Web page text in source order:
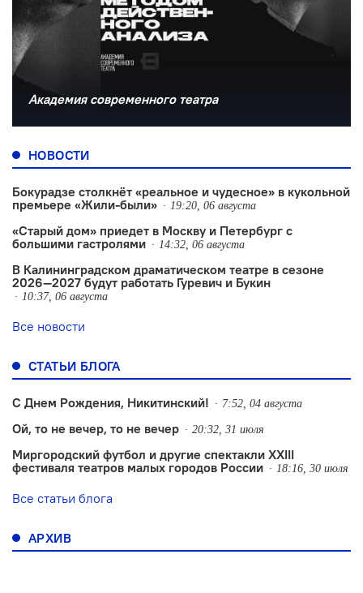
Академия современного театра
НОВОСТИ
Бокурадзе столкнëт «реальное и чудесное» в кукольной
премьере «Жили-были»
19:20, 06 августа
«Старый дом» приедет в Москву и Петербург с
большими гастролями
14:32, 06 августа
В Калининградском драматическом театре в сезоне
2026—2027 будут работать Гуревич и Букин
10:37, 06 августа
Все новости
СТАТЬИ БЛОГА
С Днем Рождения, Никитинский! 7:52, 04 августа
Ой, то не вечер, то не вечер 20:32, 31 июля
Миргородский футбол и другие спектакли XXIII
фестиваля театров малых городов России
18:16, 30 июля
Все статьи блога
АРХИВ